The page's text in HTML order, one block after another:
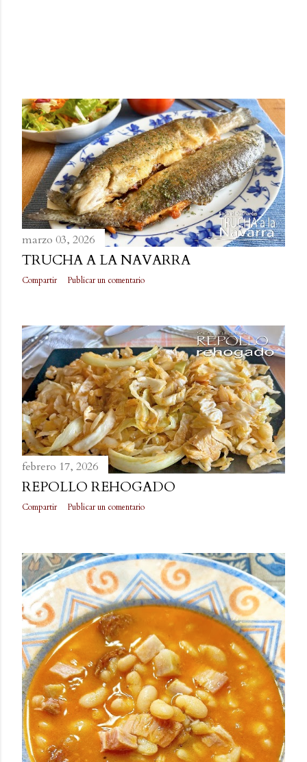
marzo 03, 2026
TRUCHA A LA NAVARRA
Compartir Publicar un comentario
febrero 17, 2026
REPOLLO REHOGADO
Compartir Publicar un comentario